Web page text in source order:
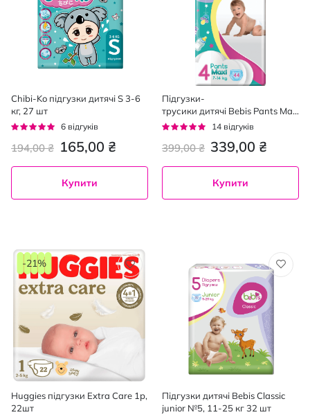
Chibi-Ko підгузки дитячі S 3-6
кг, 27 шт
Рейтинг:
6 відгуків
165,00 ₴
194,00 ₴
Купити
Підгузки-
трусики дитячі Bebis Pants Max
i №4, 7-14 кг 44 шт
Рейтинг:
14 відгуків
339,00 ₴
399,00 ₴
Купити
Huggies підгузки Extra Care 1р,
22шт
-21%
Підгузки дитячі Bebis Classic
junior №5, 11-25 кг 32 шт